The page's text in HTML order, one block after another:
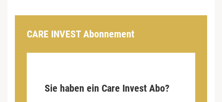
CARE INVEST Abonnement
Sie haben ein Care Invest Abo?